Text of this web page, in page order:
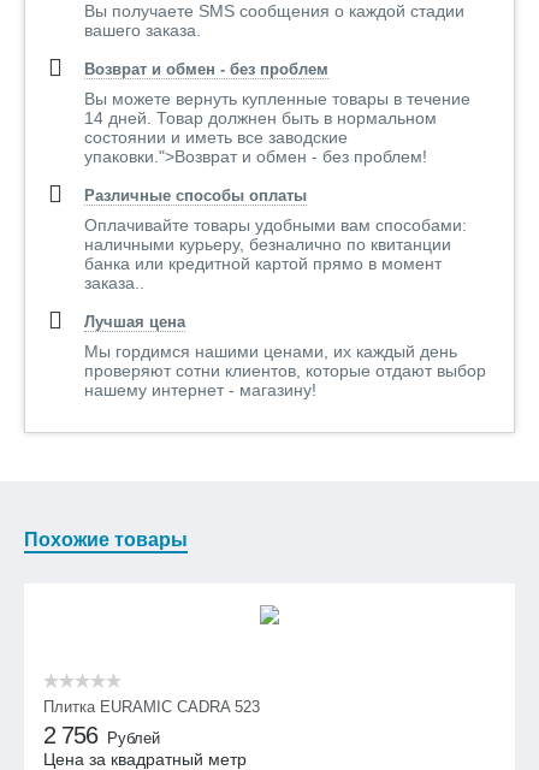
Вы получаете SMS сообщения о каждой стадии
вашего заказа.
Возврат и обмен - без проблем
Вы можете вернуть купленные товары в течение
14 дней. Товар должнен быть в нормальном
состоянии и иметь все заводские
упаковки.">Возврат и обмен - без проблем!
Различные способы оплаты
Оплачивайте товары удобными вам способами:
наличными курьеру, безналично по квитанции
банка или кредитной картой прямо в момент
заказа..
Лучшая цена
Мы гордимся нашими ценами, их каждый день
проверяют сотни клиентов, которые отдают выбор
нашему интернет - магазину!
Похожие товары
Плитка EURAMIC CADRA 523
2 756 Рублей
Цена за квадратный метр